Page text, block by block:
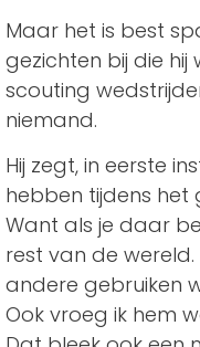
Maar het is best
gezichten bij die hij
scouting
niemand.
Hij zegt, in eerste
hebben tijdens het
Want als je daar
rest van de
andere gebruiken
Ook vroeg ik hem